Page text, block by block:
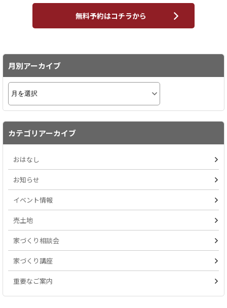
無料予約はコチラから
月別アーカイブ
カテゴリアーカイブ
おはなし
お知らせ
イベント情報
売土地
家づくり相談会
家づくり講座
重要なご案内